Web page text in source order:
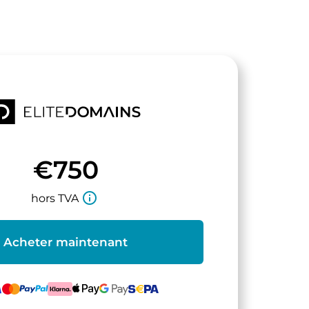
€750
hors TVA info_outline
Acheter maintenant